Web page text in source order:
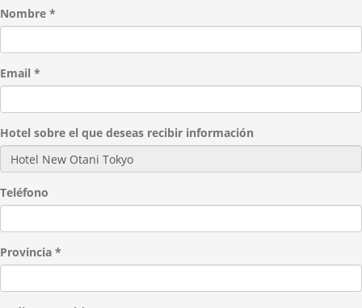
Nombre *
Email *
Hotel sobre el que deseas recibir información
Teléfono
Provincia *